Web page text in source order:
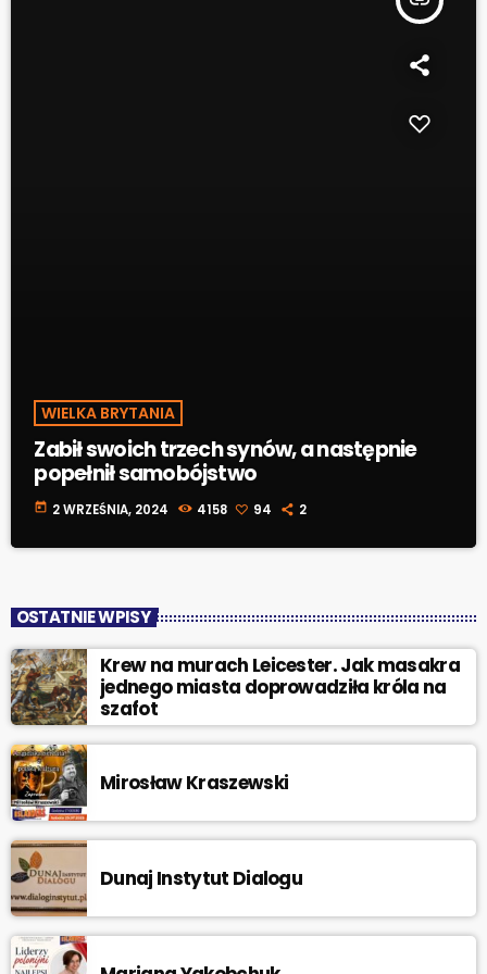
WIELKA BRYTANIA
Zabił swoich trzech synów, a następnie
popełnił samobójstwo
today 2 WRZEŚNIA, 2024 4158 94 2
OSTATNIE WPISY
Krew na murach Leicester. Jak masakra
jednego miasta doprowadziła króla na
szafot
Mirosław Kraszewski
Dunaj Instytut Dialogu